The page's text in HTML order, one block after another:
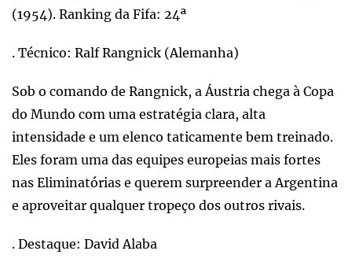
(1954). Ranking da Fifa: 24ª
. Técnico: Ralf Rangnick (Alemanha)
Sob o comando de Rangnick, a Áustria chega à Copa
do Mundo com uma estratégia clara, alta
intensidade e um elenco taticamente bem treinado.
Eles foram uma das equipes europeias mais fortes
nas Eliminatórias e querem surpreender a Argentina
e aproveitar qualquer tropeço dos outros rivais.
. Destaque: David Alaba